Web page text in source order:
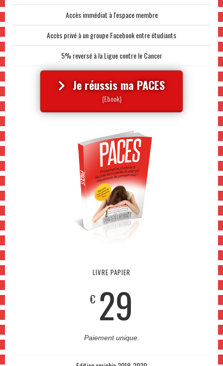
Accès immédiat à l'espace membre
Accès privé à un groupe Facebook entre étudiants
5% reversé à la Ligue contre le Cancer
Je réussis ma PACES
(Ebook)
LIVRE PAPIER
€ 29
Paiement unique.